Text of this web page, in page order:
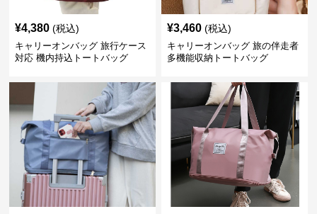
¥4,380 (税込)
キャリーオンバッグ 旅行ケース
対応 機内持込トートバッグ
¥3,460 (税込)
キャリーオンバッグ 旅の伴走者
多機能収納トートバッグ